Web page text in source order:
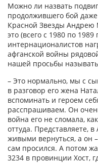
Можно ли назвать
продолжившего бой
Красной Звезды
это (всего с 1980 по
интернационалистов
афганской войны
нашей просьбы
– Это нормально, мы с
в разговор его жена
вспоминать и героем
расспрашиваем. Он
война его не сломала,
оттуда. Представляете,
живыми вернуться, а он
сам просился. А потом
3234 в провинции Хост,